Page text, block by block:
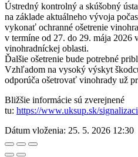
Ústredný kontrolný a skúšobný
na základe aktuálneho vývoja
vykonať ochranné ošetrenie
v termíne od 27. do 29. mája 2026
vinohradníckej oblasti.
Ďalšie ošetrenie bude potrebné
Vzhľadom na vysoký výskyt
odporúča ošetrovať vinohrady už
Bližšie informácie sú zverejnené
tu: https://www.uksup.sk/
Dátum vloženia: 25. 5. 2026 12:30